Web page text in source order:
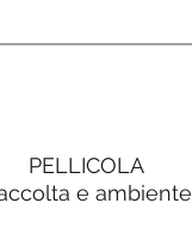
PELLICOLA
e ambiente